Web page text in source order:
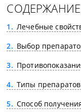
СОДЕРЖАНИЕ
1
Лечебные
2
Выбор
3
4
Типы
5
Способ